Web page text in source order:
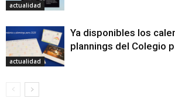
actualidad
actualidad
Ya disponibles los
plannings del Colegio